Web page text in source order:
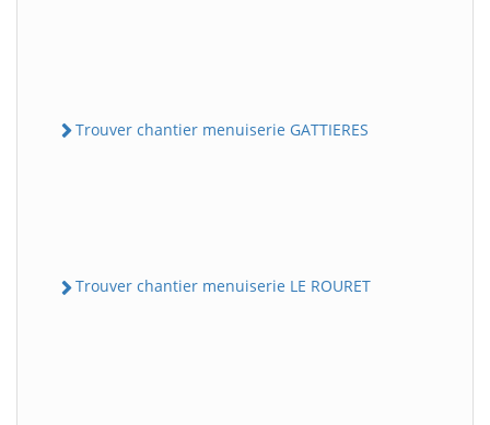
Trouver chantier menuiserie GATTIERES
Trouver chantier menuiserie LE ROURET